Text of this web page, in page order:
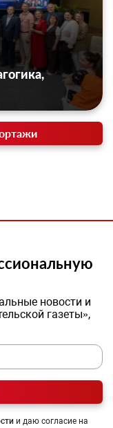
новости и
газеты»,
и даю согласие на